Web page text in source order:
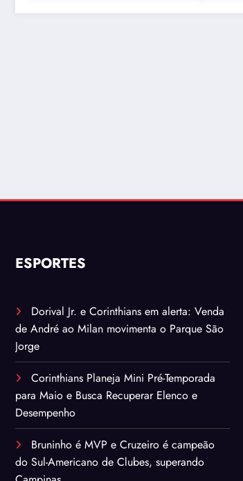
ESPORTES
Dorival Jr. e Corinthians em alerta: Venda
de André ao Milan movimenta o Parque São
Jorge
Corinthians Planeja Mini Pré-Temporada
para Maio e Busca Recuperar Elenco e
Desempenho
Bruninho é MVP e Cruzeiro é campeão
do Sul-Americano de Clubes, superando